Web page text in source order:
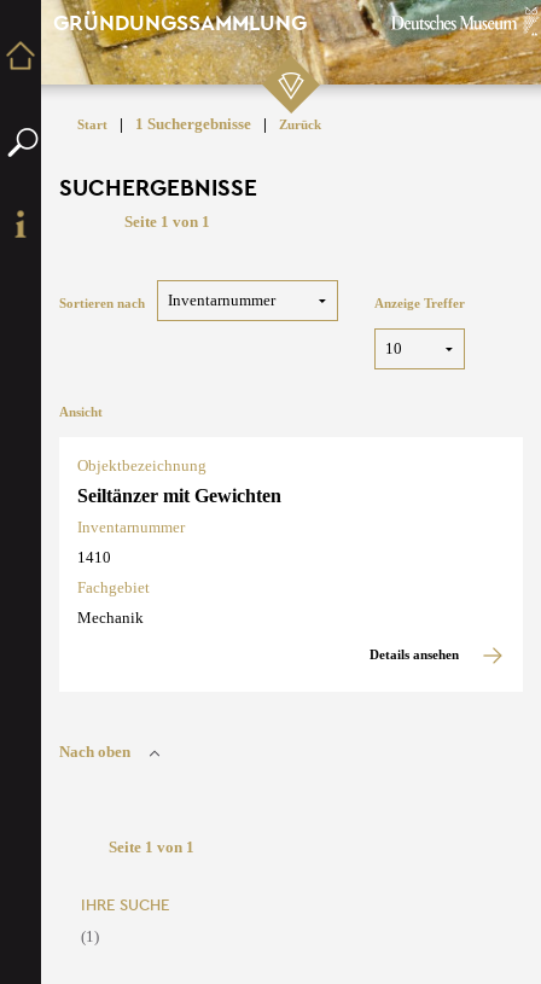
GRÜNDUNGSSAMMLUNG
Start | 1 Suchergebnisse | Zurück
SUCHERGEBNISSE
Seite 1 von 1
Sortieren nach Anzeige Treffer
Ansicht
Objektbezeichnung
Seiltänzer mit Gewichten
Inventarnummer
1410
Fachgebiet
Mechanik
Details ansehen
Nach oben
Seite 1 von 1
IHRE SUCHE
(1)